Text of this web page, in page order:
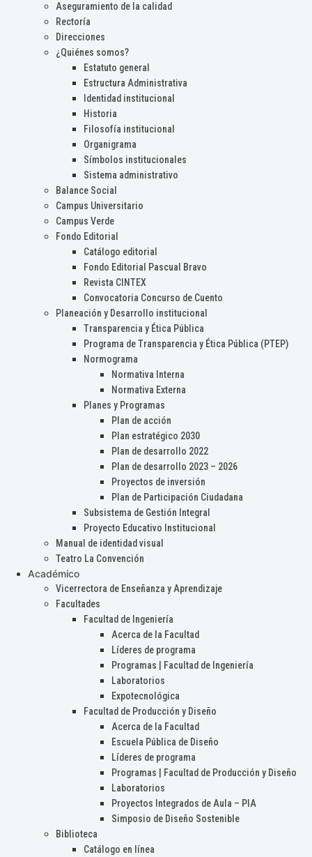
Aseguramiento de la calidad
Rectoría
Direcciones
¿Quiénes somos?
Estatuto general
Estructura Administrativa
Identidad institucional
Historia
Filosofía institucional
Organigrama
Símbolos institucionales
Sistema administrativo
Balance Social
Campus Universitario
Campus Verde
Fondo Editorial
Catálogo editorial
Fondo Editorial Pascual Bravo
Revista CINTEX
Convocatoria Concurso de Cuento
Planeación y Desarrollo institucional
Transparencia y Ética Pública
Programa de Transparencia y Ética Pública (PTEP)
Normograma
Normativa Interna
Normativa Externa
Planes y Programas
Plan de acción
Plan estratégico 2030
Plan de desarrollo 2022
Plan de desarrollo 2023 – 2026
Proyectos de inversión
Plan de Participación Ciudadana
Subsistema de Gestión Integral
Proyecto Educativo Institucional
Manual de identidad visual
Teatro La Convención
Académico
Vicerrectora de Enseñanza y Aprendizaje
Facultades
Facultad de Ingeniería
Acerca de la Facultad
Líderes de programa
Programas | Facultad de Ingeniería
Laboratorios
Expotecnológica
Facultad de Producción y Diseño
Acerca de la Facultad
Escuela Pública de Diseño
Líderes de programa
Programas | Facultad de Producción y Diseño
Laboratorios
Proyectos Integrados de Aula – PIA
Simposio de Diseño Sostenible
Biblioteca
Catálogo en línea